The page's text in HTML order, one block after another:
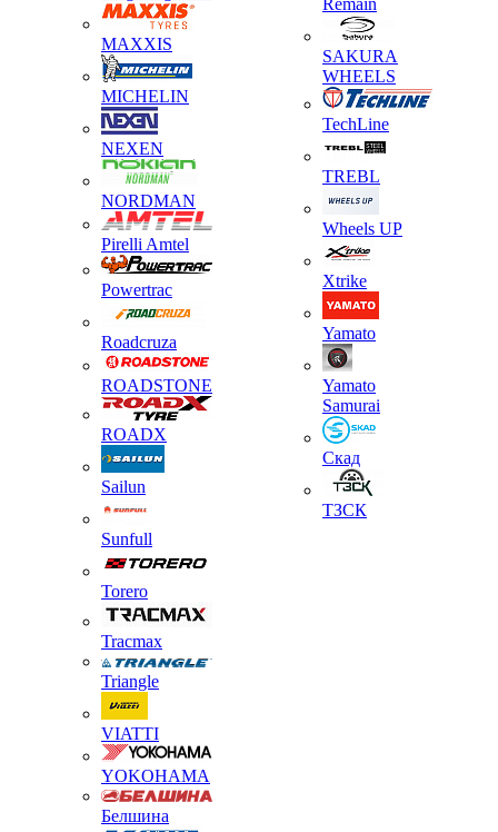
MAXXIS
MICHELIN
NEXEN
NORDMAN
Pirelli Amtel
Powertrac
Roadcruza
ROADSTONE
ROADX
Sailun
Sunfull
Torero
Tracmax
Triangle
VIATTI
YOKOHAMA
Белшина
SAKURA
WHEELS
TechLine
TREBL
Wheels UP
Xtrike
Yamato
Yamato
Samurai
Скад
ТЗСК